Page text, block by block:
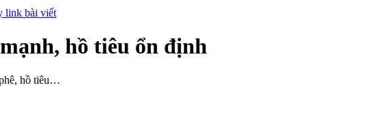
link bài viết
hồ tiêu ổn định
hồ tiêu…